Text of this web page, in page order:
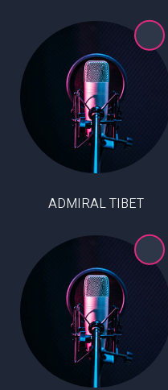
ADMIRAL TIBET